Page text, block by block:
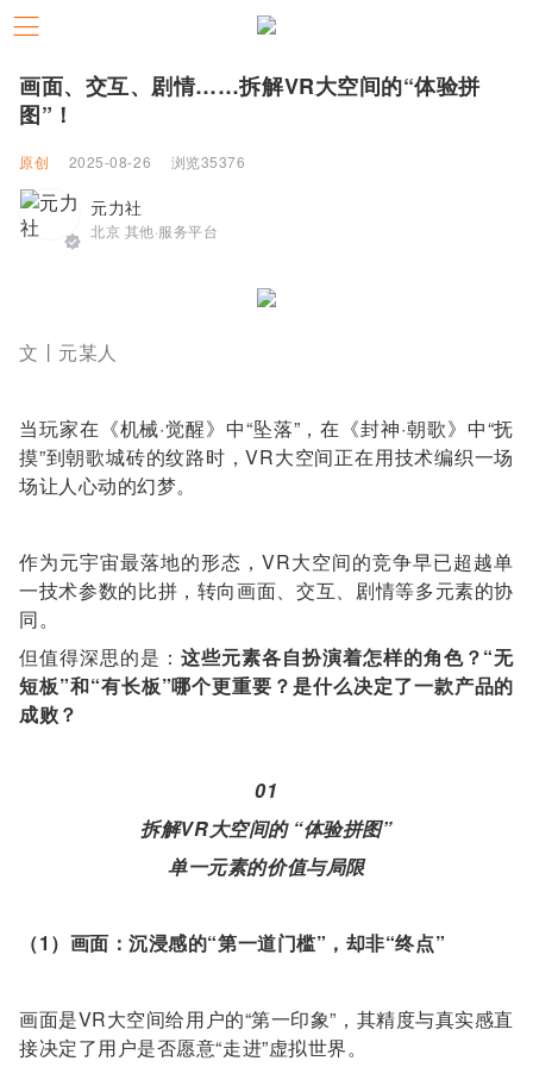
画面、交互、剧情……拆解VR大空间的“体验拼
图”！
原创 2025-08-26 浏览35376
元力社
北京 其他·服务平台
文丨元某人
当玩家在《机械·觉醒》中“坠落”，在《封神·朝歌》中“抚
摸”到朝歌城砖的纹路时，VR大空间正在用技术编织一场
场让人心动的幻梦。
作为元宇宙最落地的形态，VR大空间的竞争早已超越单
一技术参数的比拼，转向画面、交互、剧情等多元素的协
同。
但值得深思的是： 这些元素各自扮演着怎样的角色？“无
短板”和“有长板”哪个更重要？是什么决定了一款产品的
成败？
01
拆解VR大空间的 “体验拼图”
单一元素的价值与局限
（1）画面：沉浸感的“第一道门槛”，却非“终点”
画面是VR大空间给用户的“第一印象”，其精度与真实感直
接决定了用户是否愿意“走进”虚拟世界。